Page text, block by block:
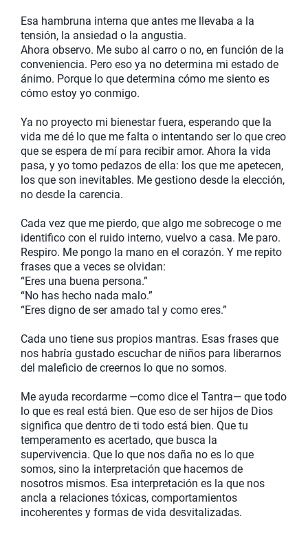
Esa hambruna interna que antes me llevaba a la
tensión, la ansiedad o la angustia.
Ahora observo. Me subo al carro o no, en función de la
conveniencia. Pero eso ya no determina mi estado de
ánimo. Porque lo que determina cómo me siento es
cómo estoy yo conmigo.
Ya no proyecto mi bienestar fuera, esperando que la
vida me dé lo que me falta o intentando ser lo que creo
que se espera de mí para recibir amor. Ahora la vida
pasa, y yo tomo pedazos de ella: los que me apetecen,
los que son inevitables. Me gestiono desde la elección,
no desde la carencia.
Cada vez que me pierdo, que algo me sobrecoge o me
identifico con el ruido interno, vuelvo a casa. Me paro.
Respiro. Me pongo la mano en el corazón. Y me repito
frases que a veces se olvidan:
“Eres una buena persona.”
“No has hecho nada malo.”
“Eres digno de ser amado tal y como eres.”
Cada uno tiene sus propios mantras. Esas frases que
nos habría gustado escuchar de niños para liberarnos
del maleficio de creernos lo que no somos.
Me ayuda recordarme —como dice el Tantra— que todo
lo que es real está bien. Que eso de ser hijos de Dios
significa que dentro de ti todo está bien. Que tu
temperamento es acertado, que busca la
supervivencia. Que lo que nos daña no es lo que
somos, sino la interpretación que hacemos de
nosotros mismos. Esa interpretación es la que nos
ancla a relaciones tóxicas, comportamientos
incoherentes y formas de vida desvitalizadas.